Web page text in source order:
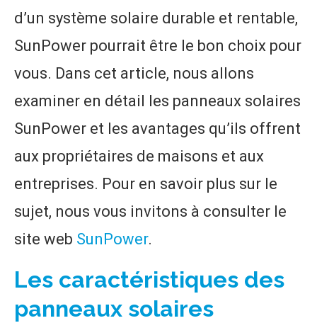
d’un système solaire durable et rentable,
SunPower pourrait être le bon choix pour
vous. Dans cet article, nous allons
examiner en détail les panneaux solaires
SunPower et les avantages qu’ils offrent
aux propriétaires de maisons et aux
entreprises. Pour en savoir plus sur le
sujet, nous vous invitons à consulter le
site web SunPower.
Les caractéristiques des
panneaux solaires